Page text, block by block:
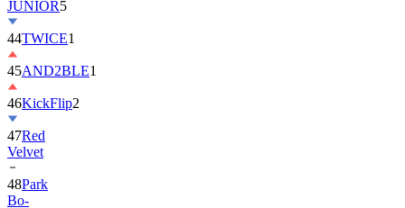
44TWICE
45AND2BLE
46KickFlip2
47Red
Velvet
48Park
Bo-
young